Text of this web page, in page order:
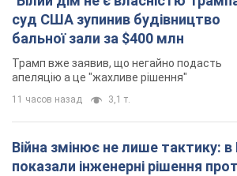
суд США зупинив будівництво
бальної зали за $400 млн
Трамп вже заявив, що негайно подасть
апеляцію а це "жахливе рішення"
11 часов назад 3,1 т.
Війна змінює не лише тактику:
показали інженерні рішення